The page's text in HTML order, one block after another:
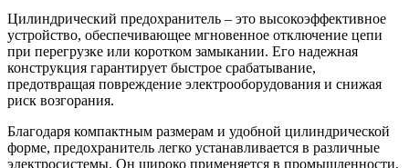
Цилиндрический предохранитель – это высокоэффективное
устройство, обеспечивающее мгновенное отключение цепи
при перегрузке или коротком замыкании. Его надежная
конструкция гарантирует быстрое срабатывание,
предотвращая повреждение электрооборудования и снижая
риск возгорания.
Благодаря компактным размерам и удобной цилиндрической
форме, предохранитель легко устанавливается в различные
электросистемы. Он широко применяется в промышленности,